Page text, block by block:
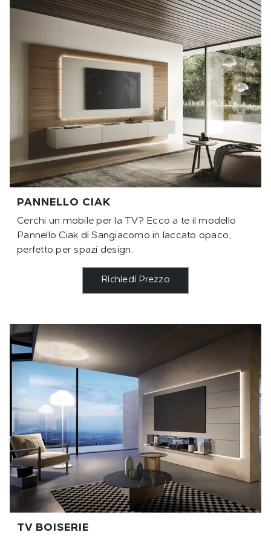
PANNELLO CIAK
Cerchi un mobile per la TV? Ecco a te il modello
Pannello Ciak di Sangiacomo in laccato opaco,
perfetto per spazi design.
Richiedi Prezzo
TV BOISERIE